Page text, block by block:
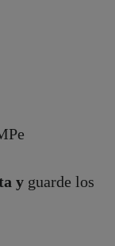
y guarde los